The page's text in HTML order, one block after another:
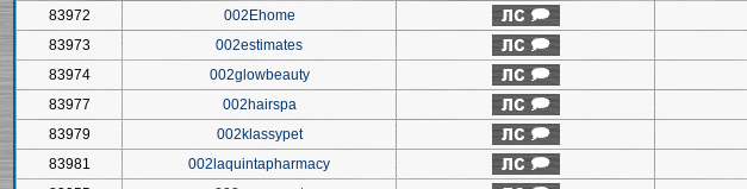
83972
002Ehome
83973
002estimates
83974
002glowbeauty
83977
002hairspa
83979
002klassypet
83981
002laquintapharmacy